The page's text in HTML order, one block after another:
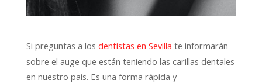
Si preguntas a los dentistas en Sevilla te informarán
sobre el auge que están teniendo las carillas dentales
en nuestro país. Es una forma rápida y